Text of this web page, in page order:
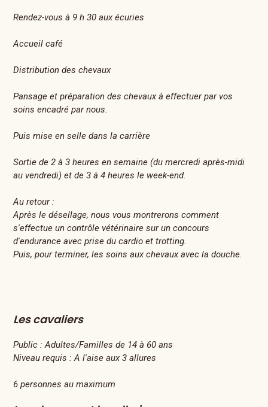
Rendez-vous à 9 h 30 aux écuries
Accueil café
Distribution des chevaux
Pansage et préparation des chevaux à effectuer par vos
soins encadré par nous.
Puis mise en selle dans la carrière
Sortie de 2 à 3 heures en semaine (du mercredi après-midi
au vendredi) et de 3 à 4 heures le week-end.
Au retour :
Après le désellage, nous vous montrerons comment
s'effectue un contrôle vétérinaire sur un concours
d'endurance avec prise du cardio et trotting.
Puis, pour terminer, les soins aux chevaux avec la douche.
Les cavaliers
Public : Adultes/Familles de 14 à 60 ans
Niveau requis : A l'aise aux 3 allures
6 personnes au maximum